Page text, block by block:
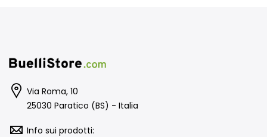
Via Roma, 10
25030 Paratico (BS) - Italia
Info sui prodotti: